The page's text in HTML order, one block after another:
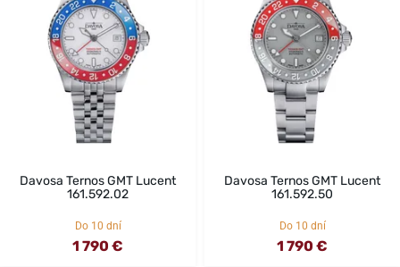
Davosa Ternos GMT Lucent
161.592.02
Do 10 dní
1 790 €
Davosa Ternos GMT Lucent
161.592.50
Do 10 dní
1 790 €